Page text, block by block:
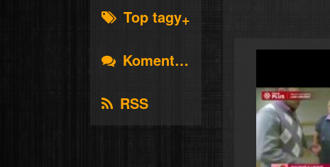
Top tagy
Komentáře
RSS